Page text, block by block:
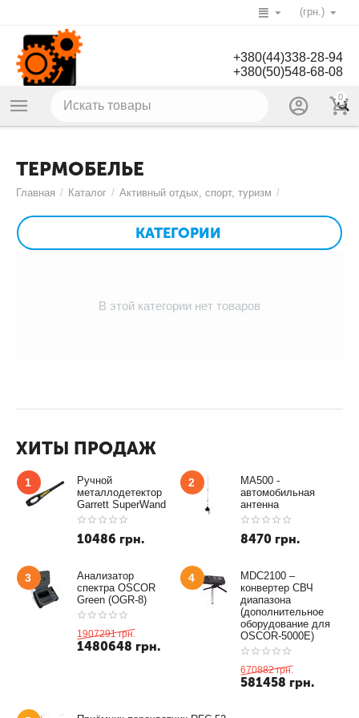
(грн.)
+380(44)338-28-94
+380(50)548-68-08
0
ТЕРМОБЕЛЬЕ
Главная / Каталог / Активный отдых, спорт, туризм /
КАТЕГОРИИ
В этой категории нет товаров
ХИТЫ ПРОДАЖ
1
Ручной
металлодетектор
Garrett SuperWand
10486 грн.
2
MA500 -
автомобильная
антенна
8470 грн.
3
Анализатор
спектра OSCOR
Green (OGR-8)
1907291 грн.
1480648 грн.
4
MDC2100 –
конвертер СВЧ
диапазона
(дополнительное
оборудование для
OSCOR-5000E)
670882 грн.
581458 грн.